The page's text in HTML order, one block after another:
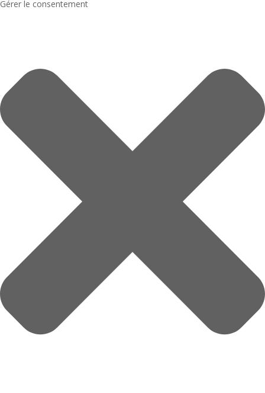
Gérer le consentement